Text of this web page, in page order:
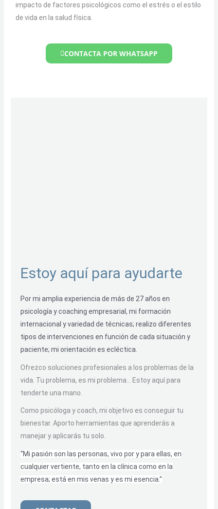
impacto de factores psicológicos como el estrés o el estilo
de vida en la salud física.
CONTACTA POR WHATSAPP
Estoy aquí para ayudarte
Por mi amplia experiencia de más de 27 años en
psicología y coaching empresarial, mi formación
internacional y variedad de técnicas; realizo diferentes
tipos de intervenciones en función de cada situación y
paciente; mi orientación es ecléctica.
Ofrezco soluciones profesionales a los problemas de la
vida. Tu problema, es mi problema… Estoy aquí para
tenderte una mano.
Como psicóloga y coach, mi objetivo es conseguir tu
bienestar. Aporto herramientas que aprenderás a
manejar y aplicarás tu solo.
“Mi pasión son las personas, vivo por y para ellas, en
cualquier vertiente, tanto en la clínica como en la
empresa; está en mis venas y es mi esencia.”